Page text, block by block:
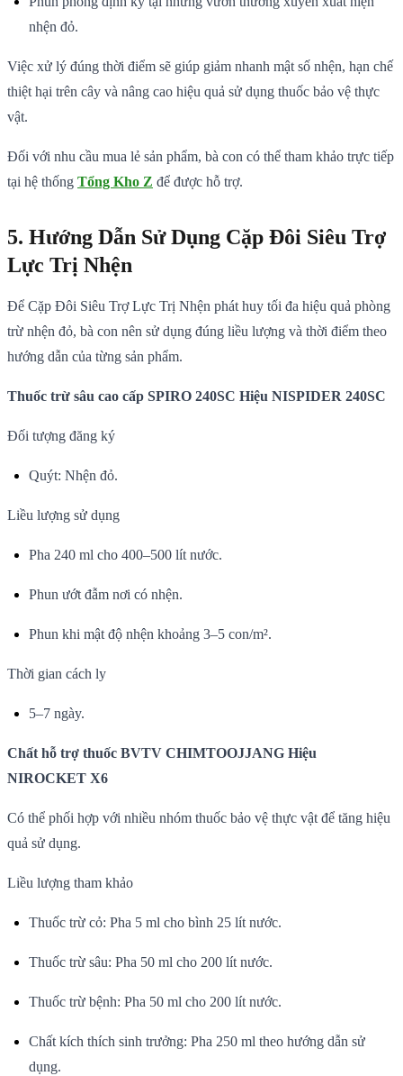
nhện đỏ.
Việc xử lý đúng thời điểm sẽ giúp giảm nhanh mật số nhện, hạn chế
thiệt hại trên cây và nâng cao hiệu quả sử dụng thuốc bảo vệ thực
vật.
Đối với nhu cầu mua lẻ sản phẩm, bà con có thể tham khảo trực tiếp
tại hệ thống Tổng Kho Z để được hỗ trợ.
5. Hướng Dẫn Sử Dụng Cặp Đôi Siêu Trợ
Lực Trị Nhện
Để Cặp Đôi Siêu Trợ Lực Trị Nhện phát huy tối đa hiệu quả phòng
trừ nhện đỏ, bà con nên sử dụng đúng liều lượng và thời điểm theo
hướng dẫn của từng sản phẩm.
Thuốc trừ sâu cao cấp SPIRO 240SC Hiệu NISPIDER 240SC
Đối tượng đăng ký
Quýt: Nhện đỏ.
Liều lượng sử dụng
Pha 240 ml cho 400–500 lít nước.
Phun ướt đẫm nơi có nhện.
Phun khi mật độ nhện khoảng 3–5 con/m².
Thời gian cách ly
5–7 ngày.
Chất hỗ trợ thuốc BVTV CHIMTOOJJANG Hiệu
NIROCKET X6
Có thể phối hợp với nhiều nhóm thuốc bảo vệ thực vật để tăng hiệu
quả sử dụng.
Liều lượng tham khảo
Thuốc trừ cỏ: Pha 5 ml cho bình 25 lít nước.
Thuốc trừ sâu: Pha 50 ml cho 200 lít nước.
Thuốc trừ bệnh: Pha 50 ml cho 200 lít nước.
Chất kích thích sinh trưởng: Pha 250 ml theo hướng dẫn sử
dụng.